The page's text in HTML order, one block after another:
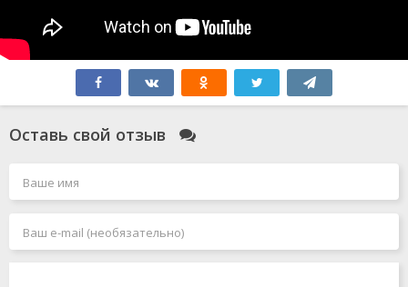
Оставь свой отзыв